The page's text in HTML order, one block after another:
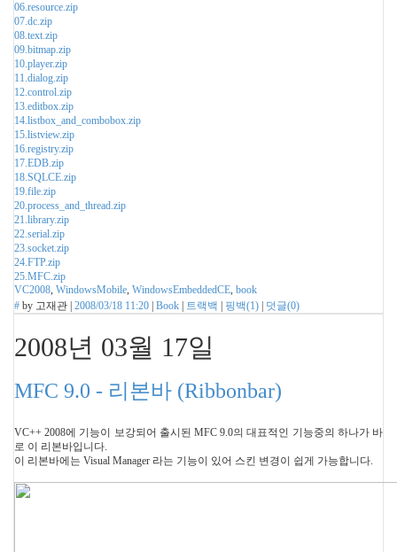
06.resource.zip
07.dc.zip
08.text.zip
09.bitmap.zip
10.player.zip
11.dialog.zip
12.control.zip
13.editbox.zip
14.listbox_and_combobox.zip
15.listview.zip
16.registry.zip
17.EDB.zip
18.SQLCE.zip
19.file.zip
20.process_and_thread.zip
21.library.zip
22.serial.zip
23.socket.zip
24.FTP.zip
25.MFC.zip
VC2008, WindowsMobile, WindowsEmbeddedCE, book
# by 고재관 2008/03/18 11:20 Book 트랙백 핑백(1) 덧글(0)
2008년 03월 17일
MFC 9.0 - 리본바 (Ribbonbar)
VC++ 2008에 기능이 보강되어 출시된 MFC 9.0의 대표적인 기능중의 하나가 바
로 이 리본바입니다.
이 리본바에는 Visual Manager 라는 기능이 있어 스킨 변경이 쉽게 가능합니다.